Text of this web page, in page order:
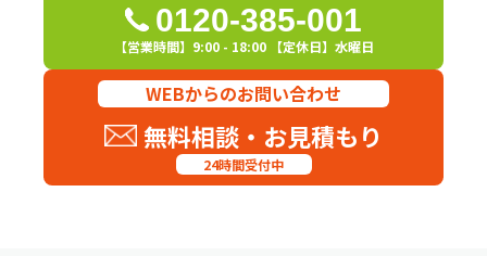
0120-385-001
【営業時間】9:00 - 18:00 【定休日】水曜日
WEBからのお問い合わせ
無料相談・お見積もり
24時間受付中